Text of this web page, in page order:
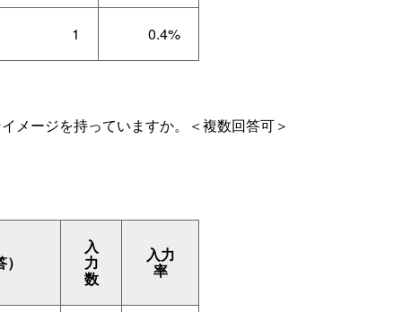
1 0.4%
メージを持っていますか。＜複数回答可＞
入
力
数
入力
率